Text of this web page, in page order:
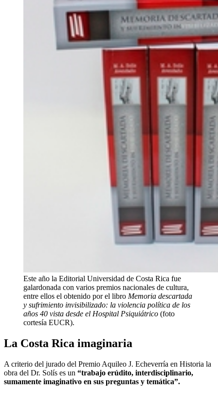
Este año la Editorial Universidad de Costa Rica fue
galardonada con varios premios nacionales de cultura,
entre ellos el obtenido por el libro Memoria descartada
y sufrimiento invisibilizado: la violencia política de los
años 40 vista desde el Hospital Psiquiátrico (foto
cortesía EUCR).
La Costa Rica imaginaria
A criterio del jurado del Premio Aquileo J. Echeverría en Historia la
obra del Dr. Solís es un “trabajo erúdito, interdisciplinario,
sumamente imaginativo en sus preguntas y temática”.